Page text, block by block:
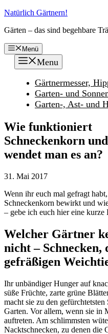
Zum
springen
Natürlich Gärtnern!
Gärten – das sind begehbare
Menü
Menu
Gärtnermesser,
Garten- und
Garten-, Ast- und
Wie funktioniert
Schneckenkorn
wendet man es an?
31. Mai 2017
Wenn ihr euch mal gefragt
Schneckenkorn bewirkt und
– gebe ich euch hier eine kurze
Welcher Gärtner
nicht – Schnecken,
gefräßigen
Ihr unbändiger Hunger auf
süße Früchte, zarte grüne
macht sie zu den
Garten. Vor allem, wenn sie in
auftreten. Am schlimmsten
Nacktschnecken, zu denen die